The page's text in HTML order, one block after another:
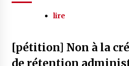
lire
[pétition] Non à la